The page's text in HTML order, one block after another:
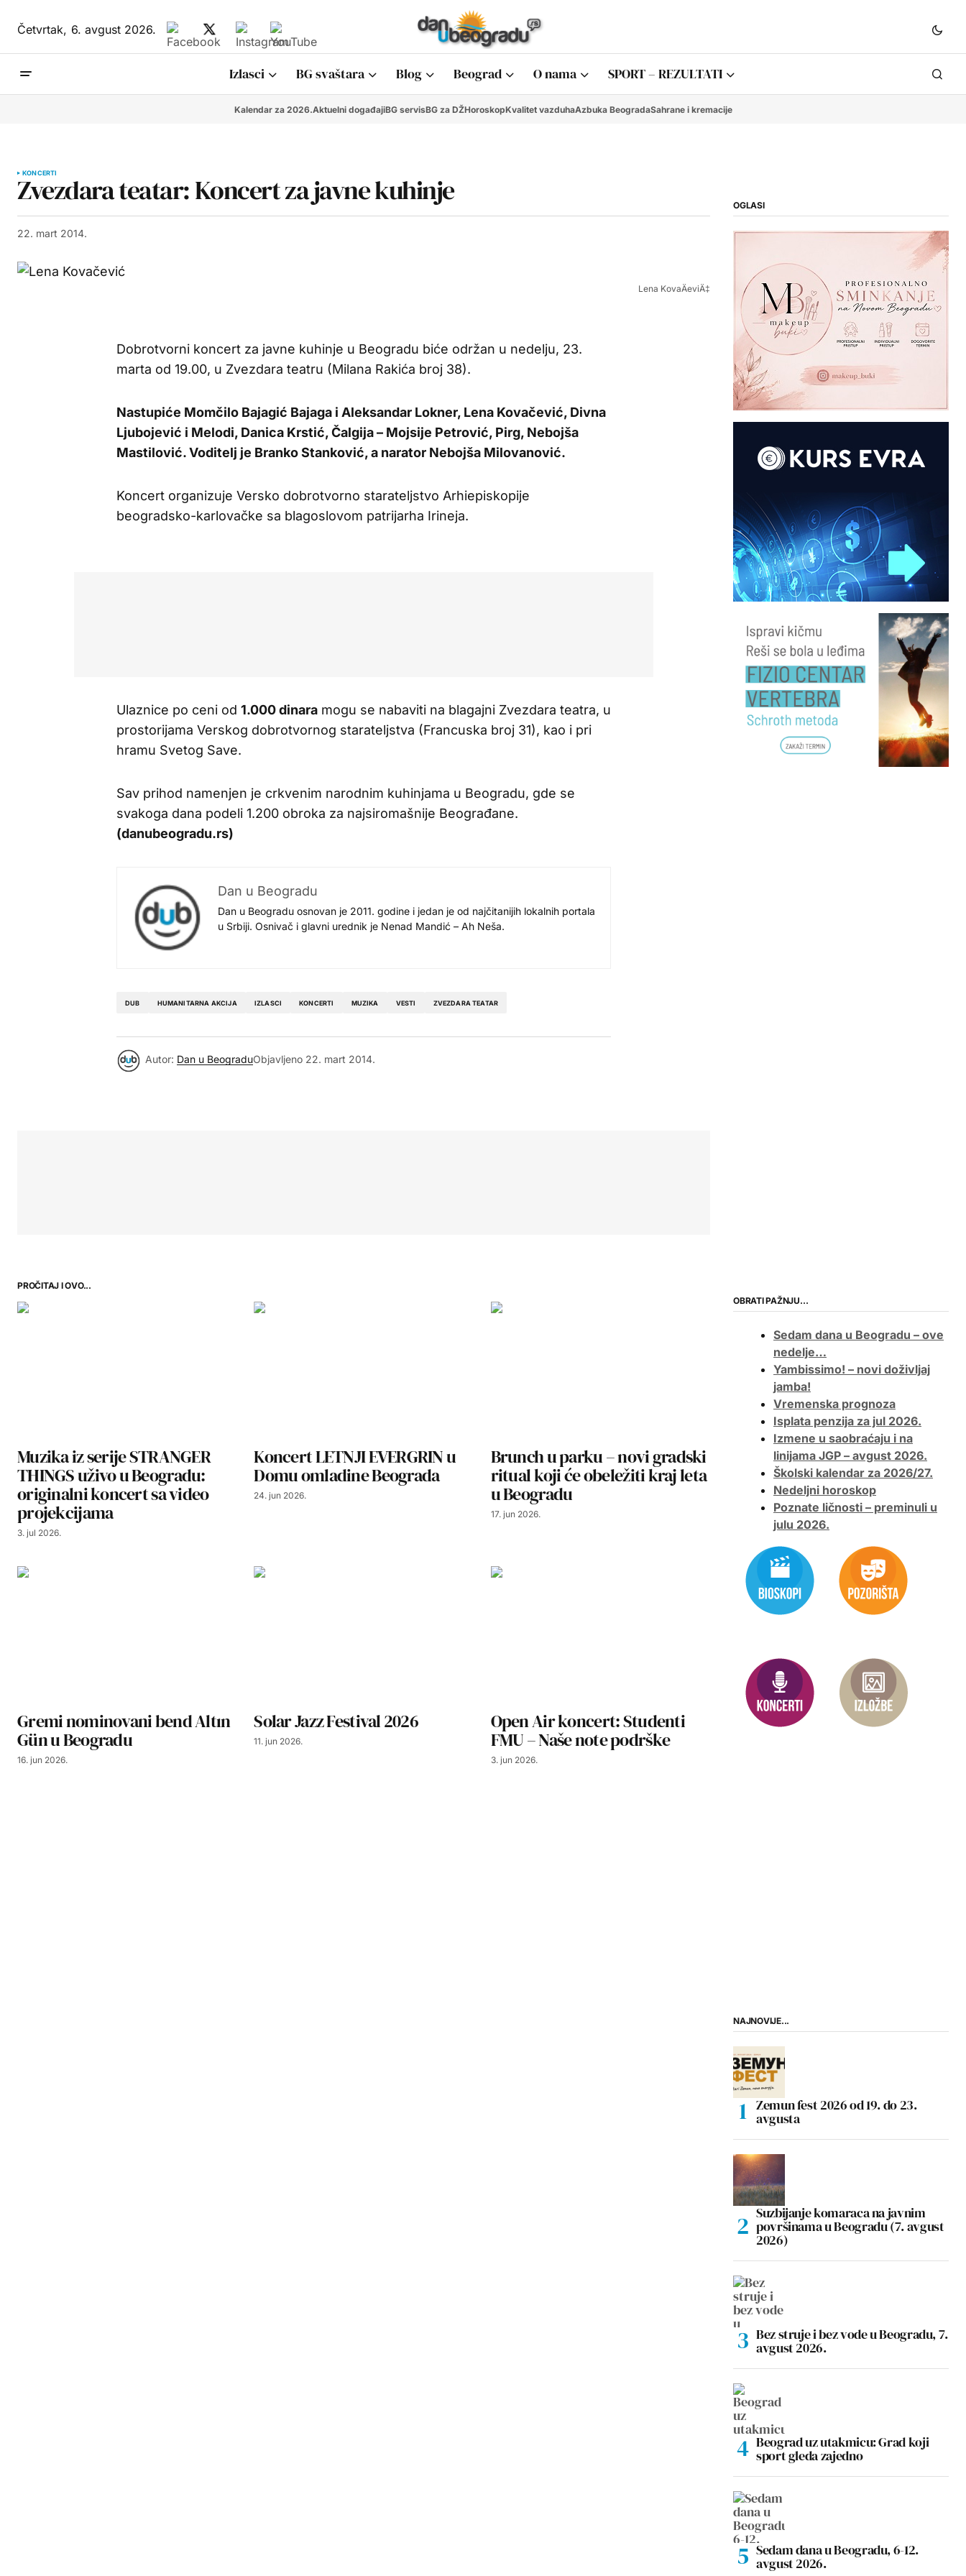
Četvrtak,6. avgust 2026.
Izlasci BG svaštara Blog Beograd O nama SPORT – REZULTATI
Kalendar za 2026.Aktuelni događajiBG servisBG za DŽHoroskopKvalitet vazduhaAzbuka BeogradaSahrane i kremacije
KONCERTI
Zvezdara teatar: Koncert za javne kuhinje
22. mart 2014.
Lena KovaÄeviÄ‡
Dobrotvorni koncert za javne kuhinje u Beogradu biće održan u nedelju, 23.
marta od 19.00, u Zvezdara teatru (Milana Rakića broj 38).
Nastupiće Momčilo Bajagić Bajaga i Aleksandar Lokner, Lena Kovačević, Divna
Ljubojević i Melodi, Danica Krstić, Čalgija – Mojsije Petrović, Pirg, Nebojša
Mastilović. Voditelj je Branko Stanković, a narator Nebojša Milovanović.
Koncert organizuje Versko dobrotvorno starateljstvo Arhiepiskopije
beogradsko-karlovačke sa blagoslovom patrijarha Irineja.
Ulaznice po ceni od 1.000 dinara mogu se nabaviti na blagajni Zvezdara teatra, u
prostorijama Verskog dobrotvornog starateljstva (Francuska broj 31), kao i pri
hramu Svetog Save.
Sav prihod namenjen je crkvenim narodnim kuhinjama u Beogradu, gde se
svakoga dana podeli 1.200 obroka za najsiromašnije Beograđane.
(danubeogradu.rs)
Dan u Beogradu
Dan u Beogradu osnovan je 2011. godine i jedan je od najčitanijih lokalnih portala
u Srbiji. Osnivač i glavni urednik je Nenad Mandić – Ah Neša.
DUB HUMANITARNA AKCIJA IZLASCI KONCERTI MUZIKA VESTI ZVEZDARA TEATAR
Autor: Dan u BeograduObjavljeno 22. mart 2014.
PROČITAJ I OVO...
Muzika iz serije STRANGER
THINGS uživo u Beogradu:
originalni koncert sa video
projekcijama
3. jul 2026.
Koncert LETNJI EVERGRIN u
Domu omladine Beograda
24. jun 2026.
Brunch u parku – novi gradski
ritual koji će obeležiti kraj leta
u Beogradu
17. jun 2026.
Gremi nominovani bend Altın
Gün u Beogradu
16. jun 2026.
Solar Jazz Festival 2026
11. jun 2026.
Open Air koncert: Studenti
FMU – Naše note podrške
3. jun 2026.
OGLASI
OBRATI PAŽNJU…
Sedam dana u Beogradu – ove
nedelje…
Yambissimo! – novi doživljaj
jamba!
Vremenska prognoza
Isplata penzija za jul 2026.
Izmene u saobraćaju i na
linijama JGP – avgust 2026.
Školski kalendar za 2026/27.
Nedeljni horoskop
Poznate ličnosti – preminuli u
julu 2026.
NAJNOVIJE...
Zemun fest 2026 od 19. do 23.
avgusta
Suzbijanje komaraca na javnim
površinama u Beogradu (7. avgust
2026)
Bez struje i bez vode u Beogradu, 7.
avgust 2026.
Beograd uz utakmicu: Grad koji
sport gleda zajedno
Sedam dana u Beogradu, 6-12.
avgust 2026.